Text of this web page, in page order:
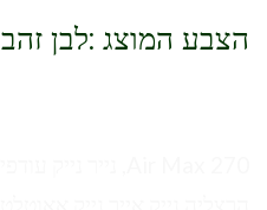
הצבע המוצג :לבן זהב